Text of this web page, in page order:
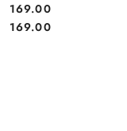
Cena:
169.00
Cena:
169.00